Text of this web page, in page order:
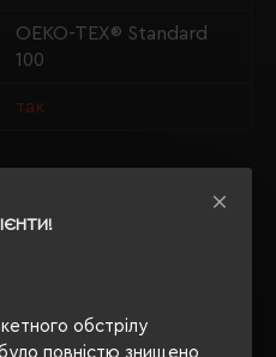
обстрілу
повністю знищено
OEKO-TEX® Standard
100
так